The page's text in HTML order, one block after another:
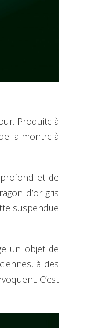
Produite à
la montre à
et de
d’or gris
suspendue
un objet de
à des
C’est